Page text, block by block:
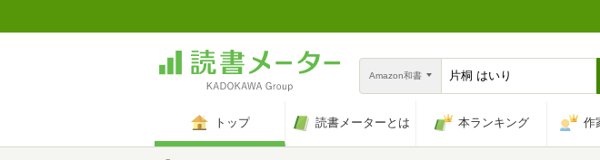
Amazon和書
トップ 読書メーターとは 本ランキング 作